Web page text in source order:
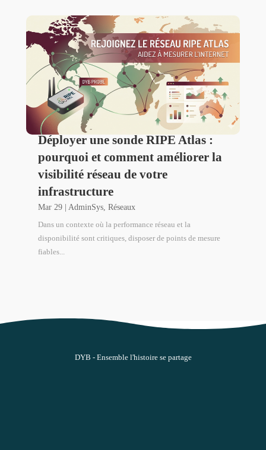
Déployer une sonde RIPE Atlas :
pourquoi et comment améliorer la
visibilité réseau de votre
infrastructure
Mar 29| AdminSys, Réseaux
Dans un contexte où la performance réseau et la
disponibilité sont critiques, disposer de points de mesure
fiables...
DYB - Ensemble l'histoire se partage